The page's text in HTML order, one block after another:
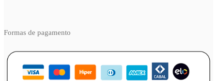
Formas de pagamento